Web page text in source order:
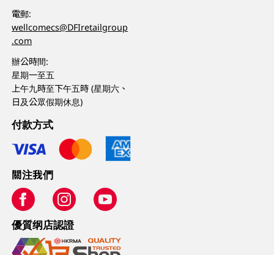
電郵:
wellcomecs@DFIretailgroup
.com
辦公時間:
星期一至五
上午九時至下午五時 (星期六、
日及公眾假期休息)
付款方式
關注我們
優質纲店認證